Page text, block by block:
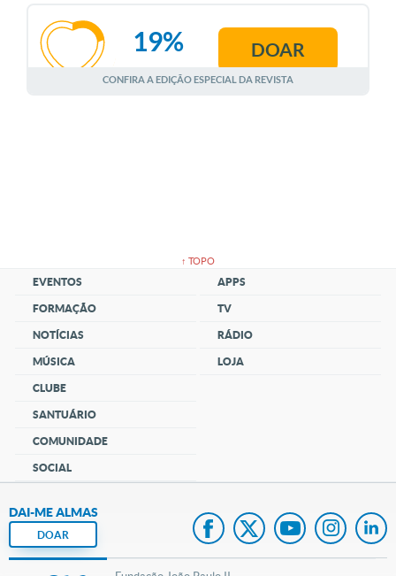
AGOSTO
19% DOAR
CONFIRA A EDIÇÃO ESPECIAL DA REVISTA
↑ TOPO
EVENTOS
FORMAÇÃO
NOTÍCIAS
MÚSICA
CLUBE
SANTUÁRIO
COMUNIDADE
SOCIAL
APPS
TV
RÁDIO
LOJA
DAI-ME ALMAS
DOAR